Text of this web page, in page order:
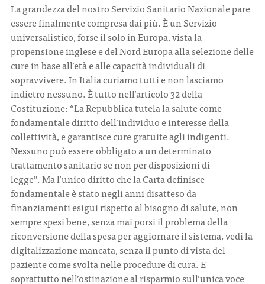
La grandezza delnostro ServizioSanitario Nazionale pare
essere finalmente compresa dai più. È un Servizio
universalistico, forse il solo in Europa, vista la
propensione inglese e del Nord Europa alla selezione delle
cure in base all’età e alle capacità individuali di
sopravvivere. In Italia curiamo tutti e non lasciamo
indietro nessuno. È tutto nell’articolo 32 della
Costituzione: “La Repubblica tutela la salute come
fondamentale diritto dell’individuo e interesse della
collettività, e garantisce cure gratuite agli indigenti.
Nessuno può essere obbligato a un determinato
trattamento sanitario se non per disposizioni di
legge”.Ma l’unico diritto che la Carta definisce
fondamentale è stato negli anni disatteso da
finanziamenti esigui rispetto al bisogno di salute, non
sempre spesi bene, senza mai porsi il problema della
riconversione della spesa per aggiornare il sistema, vedi la
digitalizzazione mancata, senza il punto di vista del
paziente come svolta nelle procedure di cura. E
soprattutto nell’ostinazione al risparmio sull’unica voce